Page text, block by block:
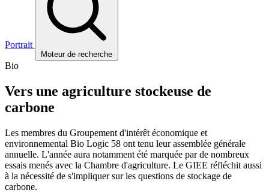
Portrait
Moteur de recherche
Bio
Vers une agriculture stockeuse de
carbone
Les membres du Groupement d'intérêt économique et
environnemental Bio Logic 58 ont tenu leur assemblée générale
annuelle. L'année aura notamment été marquée par de nombreux
essais menés avec la Chambre d'agriculture. Le GIEE réfléchit aussi
à la nécessité de s'impliquer sur les questions de stockage de
carbone.